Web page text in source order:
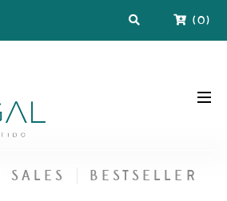
(0)
SALES BESTSELLER